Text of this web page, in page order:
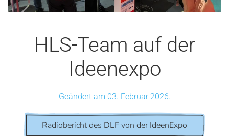
HLS-Team auf der
Ideenexpo
Geändert am 03. Februar 2026.
Radiobericht des DLF von der IdeenExpo